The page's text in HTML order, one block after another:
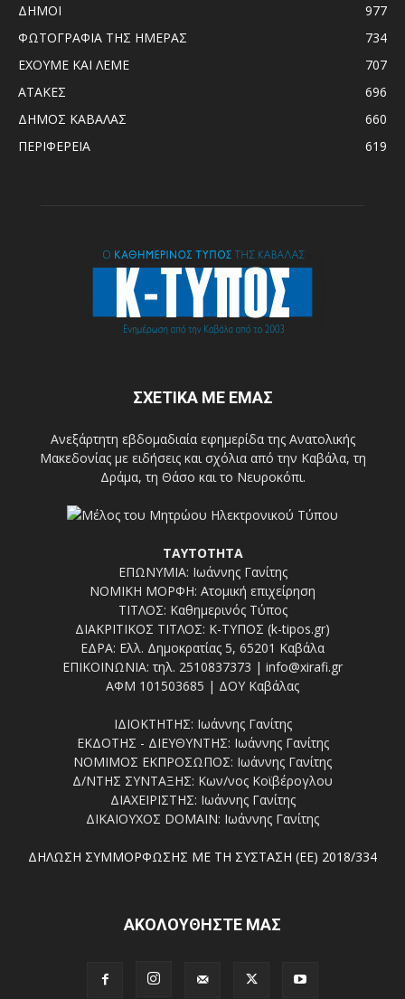
ΔΗΜΟΙ
977
ΦΩΤΟΓΡΑΦΙΑ ΤΗΣ ΗΜΕΡΑΣ
734
ΕΧΟΥΜΕ ΚΑΙ ΛΕΜΕ
707
ΑΤΑΚΕΣ
696
ΔΗΜΟΣ ΚΑΒΑΛΑΣ
660
ΠΕΡΙΦΕΡΕΙΑ
619
ΣΧΕΤΙΚΑ ΜΕ ΕΜΑΣ
Ανεξάρτητη εβδομαδιαία εφημερίδα της Ανατολικής
Μακεδονίας με ειδήσεις και σχόλια από την Καβάλα, τη
Δράμα, τη Θάσο και το Νευροκόπι.
ΤΑΥΤΟΤΗΤΑ
ΕΠΩΝΥΜΙΑ: Ιωάννης Γανίτης
ΝΟΜΙΚΗ ΜΟΡΦΗ: Ατομική επιχείρηση
ΤΙΤΛΟΣ: Καθημερινός Τύπος
ΔΙΑΚΡΙΤΙΚΟΣ ΤΙΤΛΟΣ: Κ-ΤΥΠΟΣ (k-tipos.gr)
ΕΔΡΑ: Ελλ. Δημοκρατίας 5, 65201 Καβάλα
ΕΠΙΚΟΙΝΩΝΙΑ: τηλ. 2510837373 | info@xirafi.gr
ΑΦΜ 101503685 | ΔΟΥ Καβάλας
ΙΔΙΟΚΤΗΤΗΣ: Ιωάννης Γανίτης
ΕΚΔΟΤΗΣ - ΔΙΕΥΘΥΝΤΗΣ: Ιωάννης Γανίτης
ΝΟΜΙΜΟΣ ΕΚΠΡΟΣΩΠΟΣ: Ιωάννης Γανίτης
Δ/ΝΤΗΣ ΣΥΝΤΑΞΗΣ: Κων/νος Κοϊβέρογλου
ΔΙΑΧΕΙΡΙΣΤΗΣ: Ιωάννης Γανίτης
ΔΙΚΑΙΟΥΧΟΣ DOMAIN: Ιωάννης Γανίτης
ΔΗΛΩΣΗ ΣΥΜΜΟΡΦΩΣΗΣ ΜΕ ΤΗ ΣΥΣΤΑΣΗ (ΕΕ) 2018/334
ΑΚΟΛΟΥΘΗΣΤΕ ΜΑΣ